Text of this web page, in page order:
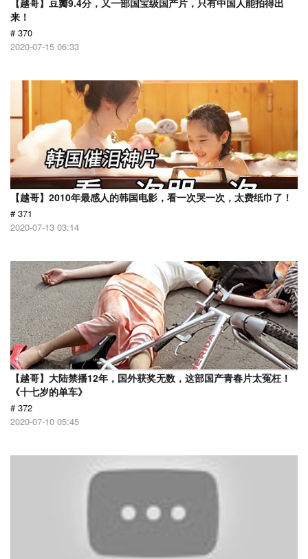
【越哥】豆瓣9.4分，又一部国宝级国产片，只有中国人能拍得出
来！
# 370
2020-07-15 06:33
【越哥】2010年最感人的韩国电影，看一次哭一次，太费纸巾了！
# 371
2020-07-13 03:14
【越哥】大陆禁播12年，国外获奖无数，这部国产青春片太冤枉！
《十七岁的单车》
# 372
2020-07-10 05:45